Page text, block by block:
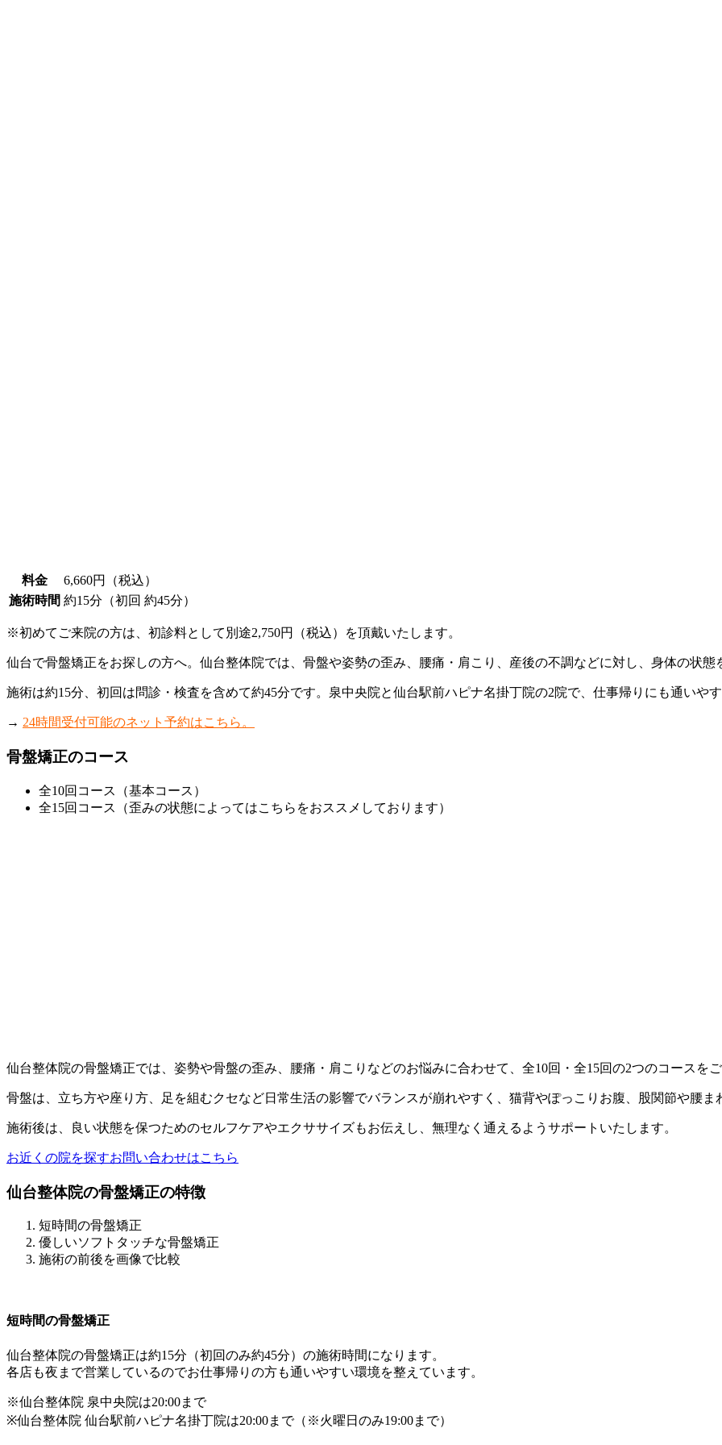
料金
6,660円（税込）
施術時間 約15分（初回 約45分）
※初めてご来院の方は、初診料として別途2,750円（税込）を頂戴いたします。
仙台で骨盤矯正をお探しの方へ。仙台整体院では、骨盤や姿勢の歪み、腰痛・肩こり、産後の不調などに対し、身体の状態
施術は約15分、初回は問診・検査を含めて約45分です。泉中央院と仙台駅前ハピナ名掛丁院の2院で、仕事帰りにも通いや
→ 24時間受付可能のネット予約はこちら。
骨盤矯正のコース
全10回コース（基本コース）
全15回コース（歪みの状態によってはこちらをおススメしております）
仙台整体院の骨盤矯正では、姿勢や骨盤の歪み、腰痛・肩こりなどのお悩みに合わせて、全10回・全15回の2つのコースをご
骨盤は、立ち方や座り方、足を組むクセなど日常生活の影響でバランスが崩れやすく、猫背やぽっこりお腹、股関節や腰ま
施術後は、良い状態を保つためのセルフケアやエクササイズもお伝えし、無理なく通えるようサポートいたします。
お近くの院を探すお問い合わせはこちら
仙台整体院の骨盤矯正の特徴
短時間の骨盤矯正
優しいソフトタッチな骨盤矯正
施術の前後を画像で比較
短時間の骨盤矯正
仙台整体院の骨盤矯正は約15分（初回のみ約45分）の施術時間になります。
各店も夜まで営業しているのでお仕事帰りの方も通いやすい環境を整えています。
※仙台整体院 泉中央院は20:00まで
※仙台整体院 仙台駅前ハピナ名掛丁院は20:00まで（※火曜日のみ19:00まで）